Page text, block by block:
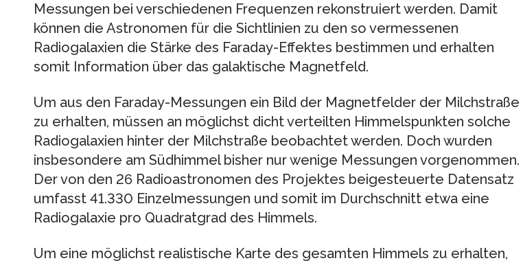
Messungen bei verschiedenen Frequenzen rekonstruiert werden. Damit
können die Astronomen für die Sichtlinien zu den so vermessenen
Radiogalaxien die Stärke des Faraday-Effektes bestimmen und erhalten
somit Information über das galaktische Magnetfeld.
Um aus den Faraday-Messungen ein Bild der Magnetfelder der Milchstraße
zu erhalten, müssen an möglichst dicht verteilten Himmelspunkten solche
Radiogalaxien hinter der Milchstraße beobachtet werden. Doch wurden
insbesondere am Südhimmel bisher nur wenige Messungen vorgenommen.
Der von den 26 Radioastronomen des Projektes beigesteuerte Datensatz
umfasst 41.330 Einzelmessungen und somit im Durchschnitt etwa eine
Radiogalaxie pro Quadratgrad des Himmels.
Um eine möglichst realistische Karte des gesamten Himmels zu erhalten,